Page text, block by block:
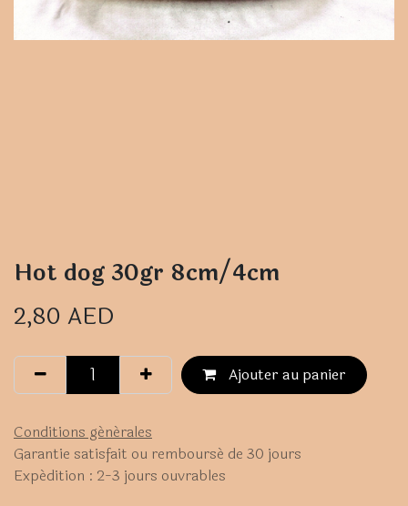
Hot dog 30gr 8cm/4cm
2,80 AED
Ajouter au panier
Conditions générales
Garantie satisfait ou remboursé de 30 jours
Expédition : 2-3 jours ouvrables